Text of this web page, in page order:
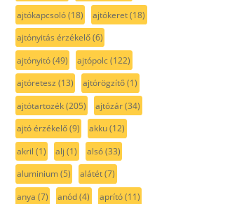
ajtókapcsoló(18) ajtókeret(18)
ajtónyitás érzékelő(6)
ajtónyitó(49) ajtópolc(122)
ajtóretesz (13) ajtórögzítő(1)
ajtótartozék(205) ajtózár(34)
ajtó érzékelő(9) akku(12)
akril (1) alj (1) alsó(33)
aluminium(5) alátét(7)
anya (7) anód(4) aprító(11)